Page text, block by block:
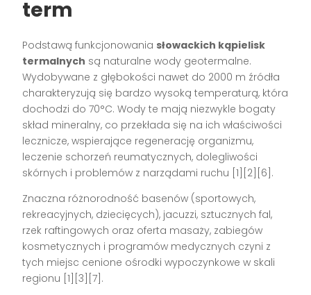
term
Podstawą funkcjonowania słowackich kąpielisk
termalnych są naturalne wody geotermalne.
Wydobywane z głębokości nawet do 2000 m źródła
charakteryzują się bardzo wysoką temperaturą, która
dochodzi do 70°C. Wody te mają niezwykle bogaty
skład mineralny, co przekłada się na ich właściwości
lecznicze, wspierające regenerację organizmu,
leczenie schorzeń reumatycznych, dolegliwości
skórnych i problemów z narządami ruchu [1][2][6] .
Znaczna różnorodność basenów (sportowych,
rekreacyjnych, dziecięcych), jacuzzi, sztucznych fal,
rzek raftingowych oraz oferta masaży, zabiegów
kosmetycznych i programów medycznych czyni z
tych miejsc cenione ośrodki wypoczynkowe w skali
regionu [1][3][7] .